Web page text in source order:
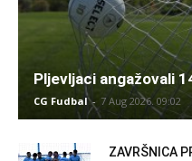
Pljevljaci angažovali
CG Fudbal - 7 Aug 2026. 09:02
ZAVRŠNICA